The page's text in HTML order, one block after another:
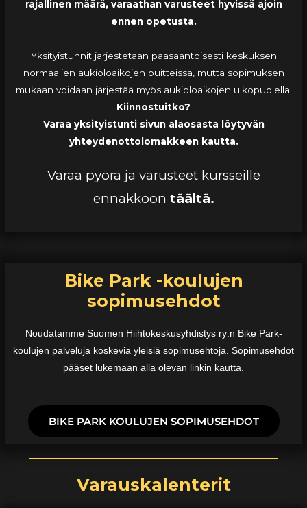
rajallinen määrä, varaathan varusteet hyvissä ajoin
ennen opetusta.
Yksityistunnit järjestetään pääsääntöisesti keskuksen
normaalien aukioloaikojen puitteissa, mutta sopimuksen
mukaan voidaan järjestää myös aukioloaikojen ulkopuolella.
Kiinnostuitko?
Varaa yksityistunti sivun alaosasta löytyvän
yhteydenottolomakkeen kautta.
Varaa pyörä ja varusteet kursseille
ennakkoon täältä.
Bike Park -koulujen
sopimusehdot
Noudatamme Suomen Hiihtokeskusyhdistys ry:n Bike Park-
koulujen palveluja koskevia yleisiä sopimusehtoja. Sopimusehdot
pääset lukemaan alla olevan linkin kautta.
BIKE PARK KOULUJEN SOPIMUSEHDOT
Varauskalenterit